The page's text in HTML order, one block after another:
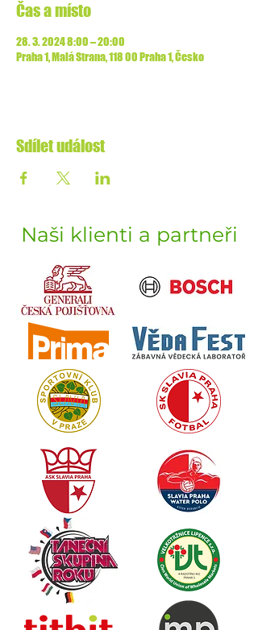
Čas a místo
28. 3. 2024 8:00 – 20:00
Praha 1, Malá Strana, 118 00 Praha 1, Česko
Sdílet událost
Naši klienti a partneři